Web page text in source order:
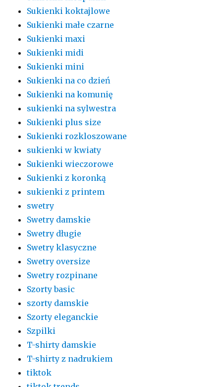
Sukienki koktajlowe
Sukienki małe czarne
Sukienki maxi
Sukienki midi
Sukienki mini
Sukienki na co dzień
Sukienki na komunię
sukienki na sylwestra
Sukienki plus size
Sukienki rozkloszowane
sukienki w kwiaty
Sukienki wieczorowe
Sukienki z koronką
sukienki z printem
swetry
Swetry damskie
Swetry długie
Swetry klasyczne
Swetry oversize
Swetry rozpinane
Szorty basic
szorty damskie
Szorty eleganckie
Szpilki
T-shirty damskie
T-shirty z nadrukiem
tiktok